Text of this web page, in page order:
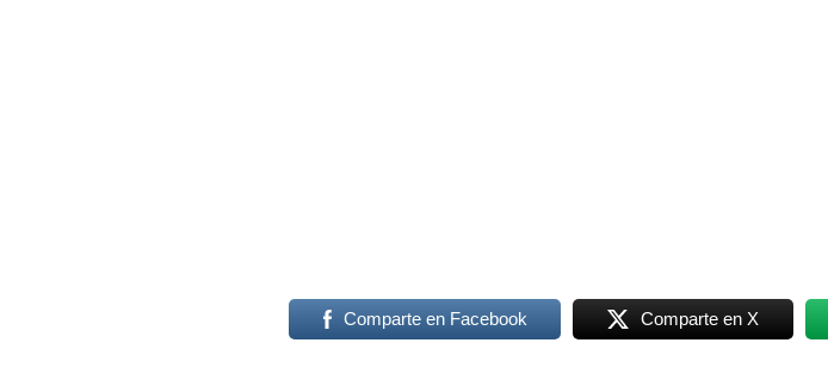
Comparte en Facebook Comparte en X